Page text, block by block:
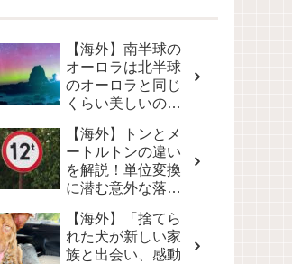
【海外】南半球の
オーロラは北半球
のオーロラと同じ
くらい美しいの
る！
【海外】トンとメ
ートルトンの違い
を解説！単位変換
に潜む意外な落と
【海外】「捨てら
れた犬が新しい家
族と出会い、感動